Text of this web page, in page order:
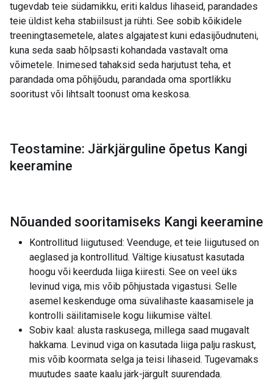
tugevdab teie südamikku, eriti kaldus lihaseid, parandades
teie üldist keha stabiilsust ja rühti. See sobib kõikidele
treeningtasemetele, alates algajatest kuni edasijõudnuteni,
kuna seda saab hõlpsasti kohandada vastavalt oma
võimetele. Inimesed tahaksid seda harjutust teha, et
parandada oma põhijõudu, parandada oma sportlikku
sooritust või lihtsalt toonust oma keskosa.
Teostamine: Järkjärguline õpetus Kangi
keeramine
Nõuanded sooritamiseks Kangi keeramine
Kontrollitud liigutused: Veenduge, et teie liigutused on
aeglased ja kontrollitud. Vältige kiusatust kasutada
hoogu või keerduda liiga kiiresti. See on veel üks
levinud viga, mis võib põhjustada vigastusi. Selle
asemel keskenduge oma süvalihaste kaasamisele ja
kontrolli säilitamisele kogu liikumise vältel.
Sobiv kaal: alusta raskusega, millega saad mugavalt
hakkama. Levinud viga on kasutada liiga palju raskust,
mis võib koormata selga ja teisi lihaseid. Tugevamaks
muutudes saate kaalu järk-järgult suurendada.